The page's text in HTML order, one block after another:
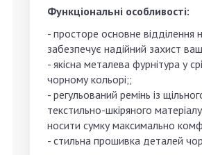
Функціональні особливості:
- просторе основне відділення
забезпечує надійний захист
- якісна металева фурнітура у
чорному кольорі;;
- регульований ремінь із
текстильно-шкіряного
носити сумку максимально
- стильна прошивка деталей